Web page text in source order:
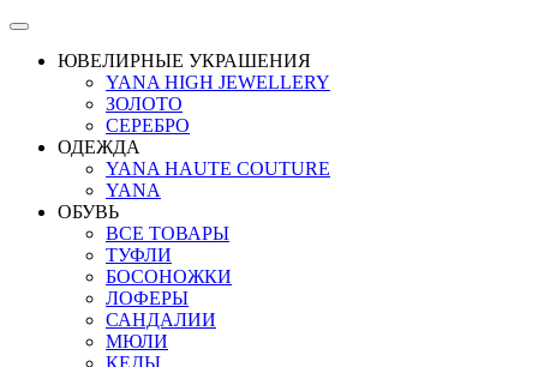
ЮВЕЛИРНЫЕ УКРАШЕНИЯ
YANA HIGH JEWELLERY
ЗОЛОТО
СЕРЕБРО
ОДЕЖДА
YANA HAUTE COUTURE
YANA
ОБУВЬ
ВСЕ ТОВАРЫ
ТУФЛИ
БОСОНОЖКИ
ЛОФЕРЫ
САНДАЛИИ
МЮЛИ
КЕДЫ